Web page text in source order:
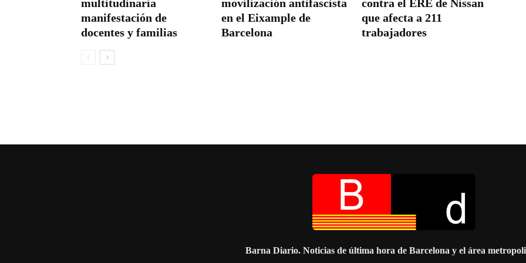
multitudinaria
manifestación de
docentes y familias
movilización antifascista
en el Eixample de
Barcelona
contra el ERE de Nissan
que afecta a 211
trabajadores
Barna Diario. Noticias de última hora de Barcelona y el área